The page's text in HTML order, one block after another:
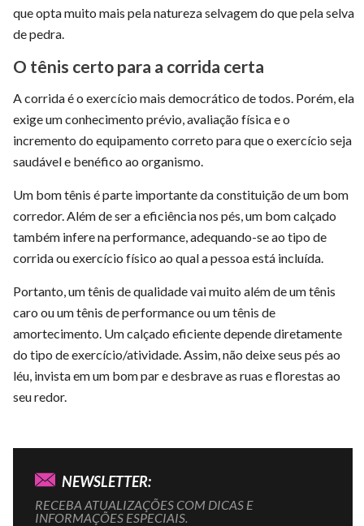
que opta muito mais pela natureza selvagem do que pela selva
de pedra.
O tênis certo para a corrida certa
A corrida é o exercício mais democrático de todos. Porém, ela
exige um conhecimento prévio, avaliação física e o
incremento do equipamento correto para que o exercício seja
saudável e benéfico ao organismo.
Um bom tênis é parte importante da constituição de um bom
corredor. Além de ser a eficiência nos pés, um bom calçado
também infere na performance, adequando-se ao tipo de
corrida ou exercício físico ao qual a pessoa está incluída.
Portanto, um tênis de qualidade vai muito além de um tênis
caro ou um tênis de performance ou um tênis de
amortecimento. Um calçado eficiente depende diretamente
do tipo de exercício/atividade. Assim, não deixe seus pés ao
léu, invista em um bom par e desbrave as ruas e florestas ao
seu redor.
NEWSLETTER:
RECEBA ATUALIZAÇÕES COM DICAS E
INFORMAÇÕES ESPECIAIS.